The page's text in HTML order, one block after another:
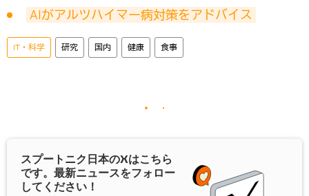
AIがアルツハイマー病対策をアドバイス
IT・科学 研究 国内 健康 食事
スプートニク日本のXはこちら
です。最新ニュースをフォロー
してください！